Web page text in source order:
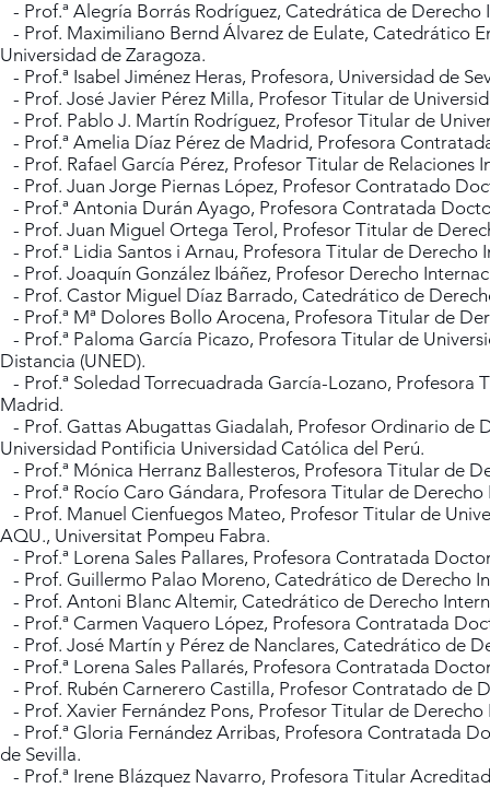
- Prof.ª Alegría Borrás Rodríguez, Catedrática de
- Prof. Maximiliano Bernd Álvarez de Eulate, Catedrático
Universidad de Zaragoza.
- Prof.ª Isabel Jiménez Heras, Profesora, Universidad de
- Prof. José Javier Pérez Milla, Profesor Titular de
- Prof. Pablo J. Martín Rodríguez, Profesor Titular de
- Prof.ª Amelia Díaz Pérez de Madrid, Profesora
- Prof. Rafael García Pérez, Profesor Titular de
- Prof. Juan Jorge Piernas López, Profesor Contratado
- Prof.ª Antonia Durán Ayago, Profesora Contratada
- Prof. Juan Miguel Ortega Terol, Profesor Titular de
- Prof.ª Lidia Santos i Arnau, Profesora Titular de
- Prof. Joaquín González Ibáñez, Profesor Derecho
- Prof. Castor Miguel Díaz Barrado, Catedrático de
- Prof.ª Mª Dolores Bollo Arocena, Profesora Titular de
- Prof.ª Paloma García Picazo, Profesora Titular de
Distancia (UNED).
- Prof.ª Soledad Torrecuadrada García-Lozano,
Madrid.
- Prof. Gattas Abugattas Giadalah, Profesor Ordinario de
Universidad Pontificia Universidad Católica del Perú.
- Prof.ª Mónica Herranz Ballesteros, Profesora Titular de
- Prof.ª Rocío Caro Gándara, Profesora Titular de
- Prof. Manuel Cienfuegos Mateo, Profesor Titular de
AQU., Universitat Pompeu Fabra.
- Prof.ª Lorena Sales Pallares, Profesora Contratada
- Prof. Guillermo Palao Moreno, Catedrático de Derecho
- Prof. Antoni Blanc Altemir, Catedrático de Derecho
- Prof.ª Carmen Vaquero López, Profesora Contratada
- Prof. José Martín y Pérez de Nanclares, Catedrático de
- Prof.ª Lorena Sales Pallarés, Profesora Contratada
- Prof. Rubén Carnerero Castilla, Profesor Contratado de
- Prof. Xavier Fernández Pons, Profesor Titular de
- Prof.ª Gloria Fernández Arribas, Profesora Contratada
de Sevilla.
- Prof.ª Irene Blázquez Navarro, Profesora Titular